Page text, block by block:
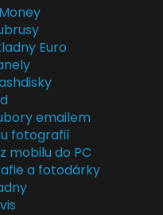
Euro
emailem
fotografií
mobilu do PC
a fotodárky